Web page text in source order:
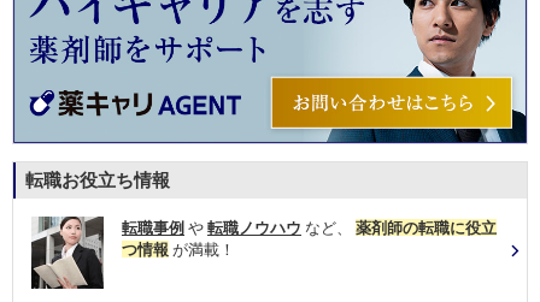
転職お役立ち情報
転職事例 や 転職ノウハウ など、 薬剤師の転職に役立
つ情報 が満載！